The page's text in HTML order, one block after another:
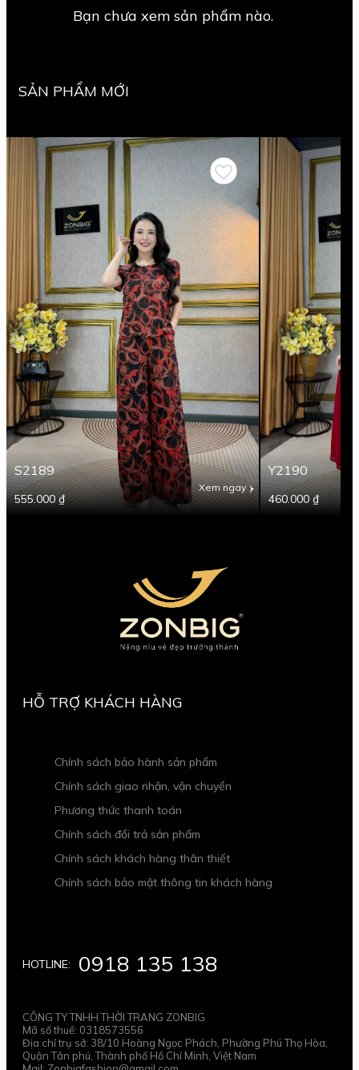
Bạn chưa xem sản phẩm nào.
SẢN PHẨM MỚI
555.000 ₫
Xem ngay
S2189
460.000 ₫
Y2190
HOTLINE: 0918 135 138
CÔNG TY TNHH THỜI TRANG ZONBIG
Mã số thuế: 0318573556
Địa chỉ trụ sở: 38/10 Hoàng Ngọc Phách, Phường Phú Thọ Hòa,
Quận Tân phú, Thành phố Hồ Chí Minh, Việt Nam
HỖ TRỢ KHÁCH HÀNG
Chính sách bảo hành sản phẩm
Chính sách giao nhận, vận chuyển
Phương thức thanh toán
Chính sách đổi trả sản phẩm
Chính sách khách hàng thân thiết
Chính sách bảo mật thông tin khách hàng